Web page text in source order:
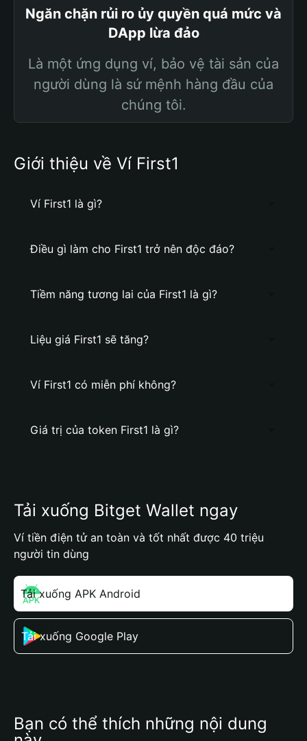
Ngăn chặn rủi ro ủy quyền quá mức và
DApp lừa đảo
Là một ứng dụng ví, bảo vệ tài sản của
người dùng là sứ mệnh hàng đầu của
chúng tôi.
Giới thiệu về Ví First1
Ví First1 là gì?
Điều gì làm cho First1 trở nên độc đáo?
Tiềm năng tương lai của First1 là gì?
Liệu giá First1 sẽ tăng?
Ví First1 có miễn phí không?
Giá trị của token First1 là gì?
Tải xuống Bitget Wallet ngay
Ví tiền điện tử an toàn và tốt nhất được 40 triệu
người tin dùng
Tải xuống APK Android
Tải xuống Google Play
Bạn có thể thích những nội dung